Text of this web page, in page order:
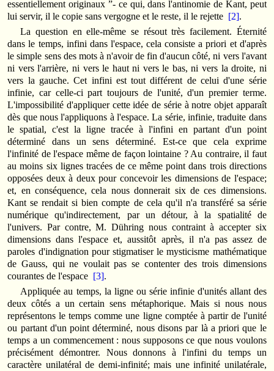
essentiellement originaux ”- ce qui, dans l'antinomie de Kant, peut
lui servir, il le copie sans vergogne et le reste, il le rejette [2].
La question en elle-même se résout très facilement. Éternité
dans le temps, infini dans l'espace, cela consiste a priori et d'après
le simple sens des mots à n'avoir de fin d'aucun côté, ni vers l'avant
ni vers l'arrière, ni vers le haut ni vers le bas, ni vers la droite, ni
vers la gauche. Cet infini est tout différent de celui d'une série
infinie, car celle-ci part toujours de l'unité, d'un premier terme.
L'impossibilité d'appliquer cette idée de série à notre objet apparaît
dès que nous l'appliquons à l'espace. La série, infinie, traduite dans
le spatial, c'est la ligne tracée à l'infini en partant d'un point
déterminé dans un sens déterminé. Est-ce que cela exprime
l'infinité de l'espace même de façon lointaine ? Au contraire, il faut
au moins six lignes tracées de ce même point dans trois directions
opposées deux à deux pour concevoir les dimensions de l'espace;
et, en conséquence, cela nous donnerait six de ces dimensions.
Kant se rendait si bien compte de cela qu'il n'a transféré sa série
numérique qu'indirectement, par un détour, à la spatialité de
l'univers. Par contre, M. Dühring nous contraint à accepter six
dimensions dans l'espace et, aussitôt après, il n'a pas assez de
paroles d'indignation pour stigmatiser le mysticisme mathématique
de Gauss, qui ne voulait pas se contenter des trois dimensions
courantes de l'espace [3].
Appliquée au temps, la ligne ou série infinie d'unités allant des
deux côtés a un certain sens métaphorique. Mais si nous nous
représentons le temps comme une ligne comptée à partir de l'unité
ou partant d'un point déterminé, nous disons par là a priori que le
temps a un commencement : nous supposons ce que nous voulons
précisément démontrer. Nous donnons à l'infini du temps un
caractère unilatéral de demi-infinité; mais une infinité unilatérale,